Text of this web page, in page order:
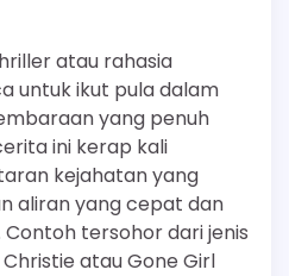
atau rahasia
untuk ikut pula dalam
yang penuh
ini kerap kali
kejahatan yang
aliran yang cepat dan
tersohor dari jenis
atau Gone Girl